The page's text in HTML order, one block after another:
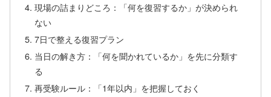
現場の詰まりどころ：「何を復習するか」が決められ
ない
7日で整える復習プラン
当日の解き方：「何を聞かれているか」を先に分類す
る
再受験ルール：「1年以内」を把握しておく